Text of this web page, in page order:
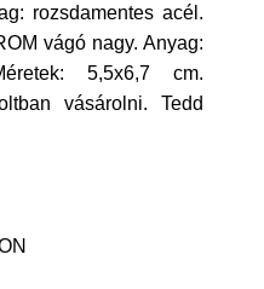
rozsdamentes acél.
vágó nagy. Anyag:
5,5x6,7 cm.
vásárolni. Tedd